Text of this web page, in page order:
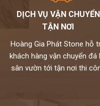
DỊCH VỤ VẬN CHUYỂN
TẬN NƠI
Hoàng Gia Phát Stone hỗ
khách hàng vận chuyển đá
sân vườn tới tận nơi thi